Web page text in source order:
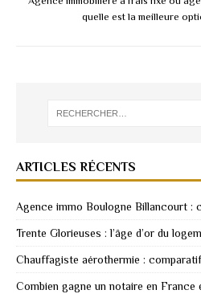
quelle est la meilleure
ARTICLES RÉCENTS
Agence immo Boulogne Billancourt :
Trente Glorieuses : l’âge d’or du
Chauffagiste aérothermie :
Combien gagne un notaire en France